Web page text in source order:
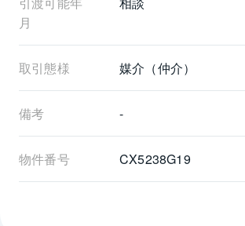
月
取引態様 媒介（仲介）
備考 -
物件番号 CX5238G19